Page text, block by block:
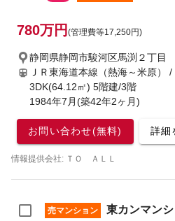
780万円 (管理費等17,250円)
静岡県静岡市駿河区馬渕２丁目
ＪＲ東海道本線（熱海～米原） /
3DK(64.12㎡) 5階建/3階
1984年7月(築42年2ヶ月)
お問い合わせ(無料) 詳細
情報提供会社: ＴＯ ＡＬＬ
売マンション 東カンマン